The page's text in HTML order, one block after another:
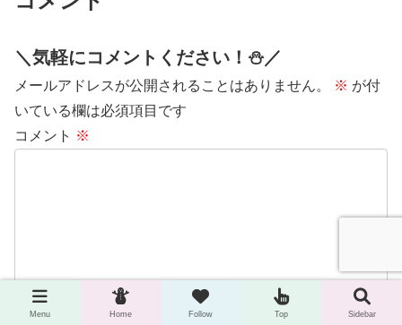
＼気軽にコメントください！⛄️／
メールアドレスが公開されることはありません。 ※ が付
いている欄は必須項目です
コメント ※
Menu Home Follow Top Sidebar